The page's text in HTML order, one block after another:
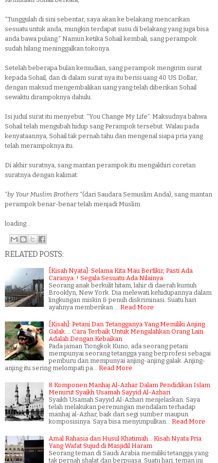
“Tunggulah di sini sebentar, saya akan ke belakang mencarikan
sesuatu untuk anda, mungkin terdapat susu di belakang yang juga bisa
anda bawa pulang.” Namun ketika Sohail kembali, sang perampok
sudah hilang meninggalkan tokonya.
Setelah beberapa bulan kemudian, sang perampok mengirim surat
kepada Sohail, dan di dalam surat nya itu berisi uang 40 US Dollar;
dengan maksud mengembalikan uang yang telah diberikan Sohail
sewaktu dirampoknya dahulu.
Isi judul surat itu menyebut: “You Change My Life“. Maksudnya bahwa
Sohail telah mengubah hidup sang Perampok tersebut. Walau pada
kenyataannya, Sohail tak pernah tahu dan mengenal siapa pria yang
telah merampoknya itu.
Di akhir suratnya, sang mantan perampok itu mengakhiri coretan
suratnya dengan kalimat:
“by Your Muslim Brothers “(dari Saudara Semuslim Anda), sang mantan
perampok benar-benar telah menjadi Muslim.
loading...
RELATED POSTS:
[Kisah Nyata]: Selama Kita Mau Berfikir, Pasti Ada
Caranya..! Segala Sesuatu Ada Nilainya
Seorang anak berkulit hitam, lahir di daerah kumuh
Brooklyn, New York. Dia melewati kehidupannya dalam
lingkungan miskin & penuh diskriminasi. Suatu hari
ayahnya memberikan …
Read More
[Kisah]: Petani Dan Tetangganya Yang Memiliki Anjing
Galak.... Cara Terbaik Untuk Mengalahkan Orang Lain
Adalah Dengan Kebaikan
Pada jaman Tiongkok Kuno, ada seorang petani
mempunyai seorang tetangga yang berprofesi sebagai
pemburu dan mempunyai anjing-anjing galak. Anjing-
anjing itu sering melompati pa…
Read More
8 Komponen Manhaj Al-Azhar Dalam Pendidikan Islam
Menurut Syaikh Usamah Sayyid Al-Azhari
Syaikh Usamah Sayyid Al-Azhari menjelaskan: Saya
telah melakukan perenungan mendalam terhadap
manhaj al-Azhar, baik dari segi sumber maupun
komposisinya. Saya bisa menyimpulkan…
Read More
Amal Rahasia dan Husul Khatimah... Kisah Nyata Pria
Yang Wafat Sujud di Masjidil Haram
Seorang teman di Saudi Arabia memiliki tetangga yang
tak pernah shalat dan berpuasa. Suatu hari, teman ini